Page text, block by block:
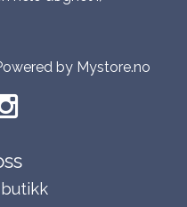
by Mystore.no